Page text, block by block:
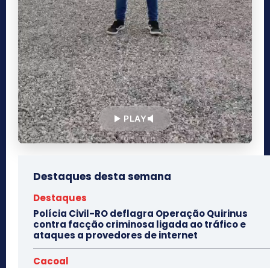
PLAY
Destaques desta semana
Destaques
Polícia Civil-RO deflagra Operação Quirinus
contra facção criminosa ligada ao tráfico e
ataques a provedores de internet
Cacoal